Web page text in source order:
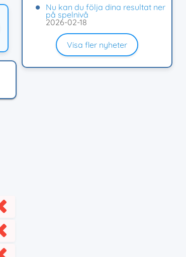
Nu kan du följa dina resultat ner
på spelnivå
2026-02-18
Visa fler nyheter